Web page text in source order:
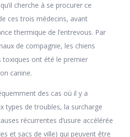
cherche à se procurer ce
ces trois médecins, avant
thermique de l’entrevous. Par
de compagnie, les chiens
toxiques ont été le premier
canine.
des cas où il y a
types de troubles, la surcharge
récurrentes d’usure accélérée
et sacs de ville) qui peuvent être